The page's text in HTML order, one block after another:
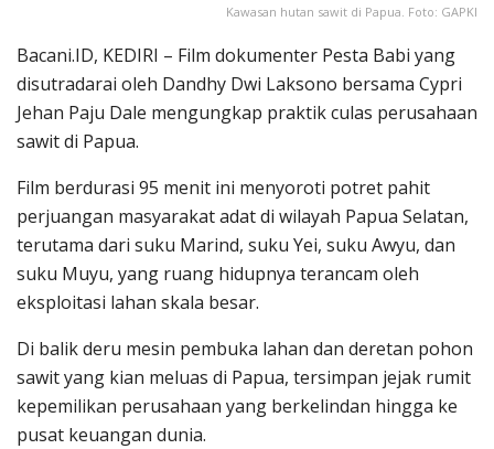
Kawasan hutan sawit di Papua. Foto: GAPKI
Bacani.ID, KEDIRI – Film dokumenter Pesta Babi yang
disutradarai oleh Dandhy Dwi Laksono bersama Cypri
Jehan Paju Dale mengungkap praktik culas perusahaan
sawit di Papua.
Film berdurasi 95 menit ini menyoroti potret pahit
perjuangan masyarakat adat di wilayah Papua Selatan,
terutama dari suku Marind, suku Yei, suku Awyu, dan
suku Muyu, yang ruang hidupnya terancam oleh
eksploitasi lahan skala besar.
Di balik deru mesin pembuka lahan dan deretan pohon
sawit yang kian meluas di Papua, tersimpan jejak rumit
kepemilikan perusahaan yang berkelindan hingga ke
pusat keuangan dunia.